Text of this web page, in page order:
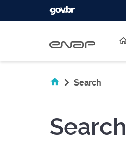
Search
Search